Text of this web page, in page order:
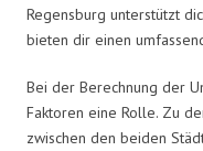
Regensburg unterstützt
bieten dir einen
Bei der Berechnung der
Faktoren eine Rolle. Zu
zwischen den beiden